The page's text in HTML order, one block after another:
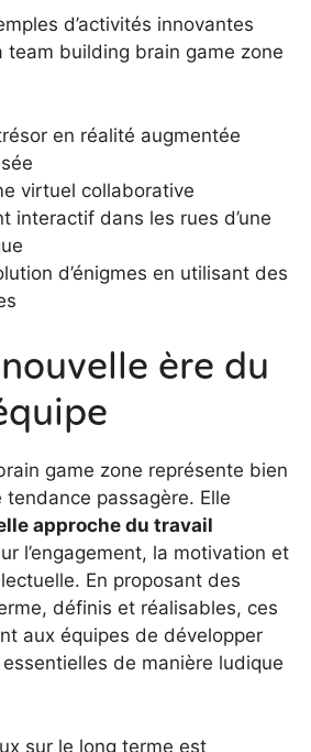
d’activités innovantes
team building brain game zone
en réalité augmentée
virtuel collaborative
interactif dans les rues d’une
d’énigmes en utilisant des
ère du
game zone représente bien
tendance passagère. Elle
approche du travail
l’engagement, la motivation et
En proposant des
définis et réalisables, ces
aux équipes de développer
de manière ludique
sur le long terme est